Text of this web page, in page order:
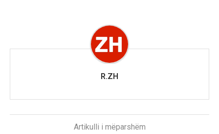
R.ZH
Artikulli i mëparshëm